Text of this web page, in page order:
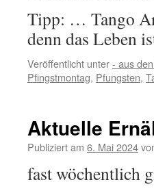
Tipp: … Tango
denn das Leben
Veröffentlicht unter- aus
Pfingstmontag, Pfungsten,
Aktuelle
Publiziert am 6. Mai 2024
fast wöchentlich